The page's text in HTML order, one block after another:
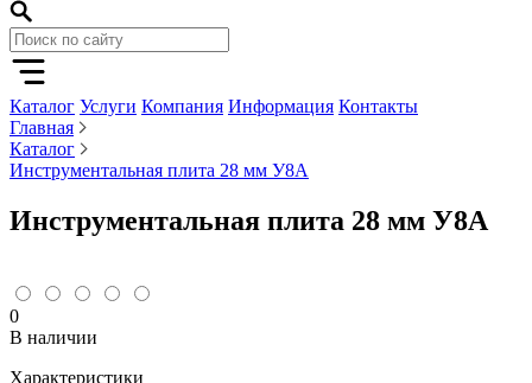
Каталог Услуги Компания Информация Контакты
Главная
Каталог
Инструментальная плита 28 мм У8А
Инструментальная плита 28 мм У8А
0
В наличии
Характеристики